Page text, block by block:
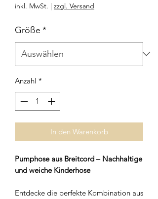
inkl. MwSt. | zzgl. Versand
Größe *
Anzahl *
In den Warenkorb
Pumphose aus Breitcord – Nachhaltige
und weiche Kinderhose
Entdecke die perfekte Kombination aus